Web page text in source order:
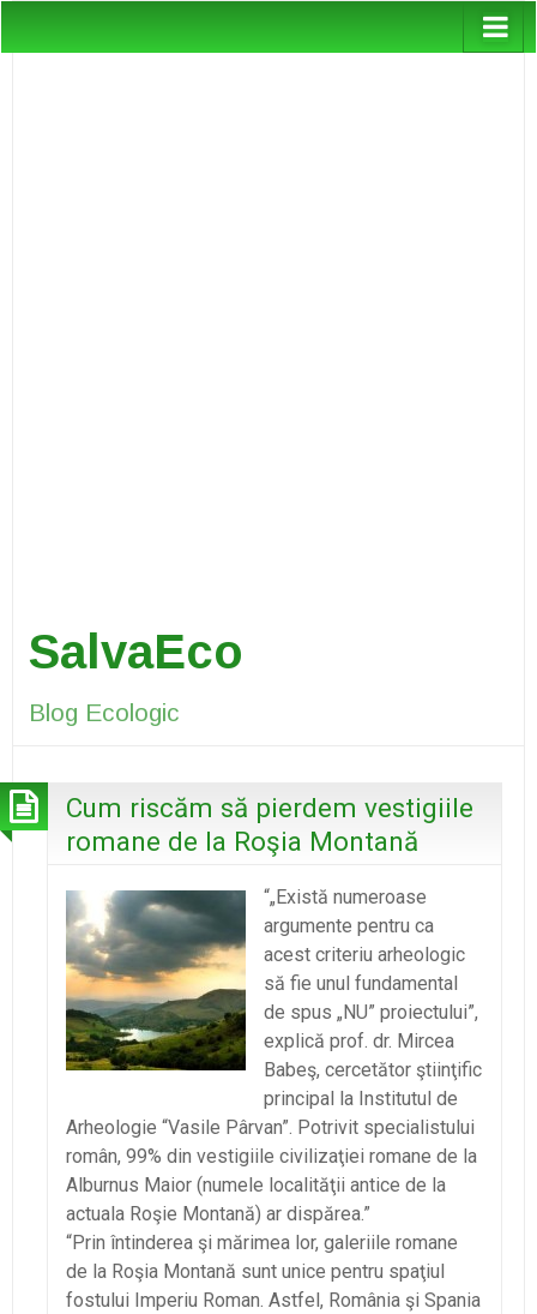
SalvaEco
Blog Ecologic
Cum riscăm să pierdem vestigiile
romane de la Roşia Montană
“„Există numeroase
argumente pentru ca
acest criteriu arheologic
să fie unul fundamental
de spus „NU” proiectului”,
explică prof. dr. Mircea
Babeş, cercetător ştiinţific
principal la Institutul de
Arheologie “Vasile Pârvan”. Potrivit specialistului
român, 99% din vestigiile civilizaţiei romane de la
Alburnus Maior (numele localităţii antice de la
actuala Roşie Montană) ar dispărea.”
“Prin întinderea şi mărimea lor, galeriile romane
de la Roşia Montană sunt unice pentru spaţiul
fostului Imperiu Roman. Astfel, România şi Spania